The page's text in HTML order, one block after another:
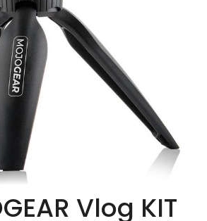
Vlog KIT